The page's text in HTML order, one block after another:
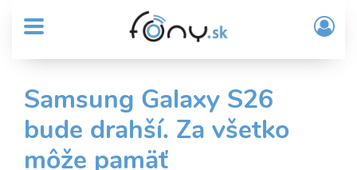
obsah
MENU
Sub
Header
menu
User
account
menu
/
Samsung Galaxy S26
bude drahší. Za všetko
môže pamäť